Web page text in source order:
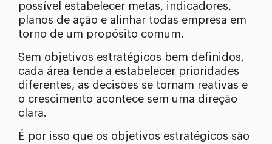
possível estabelecer metas, indicadores,
planos de ação e alinhar todas empresa em
torno de um propósito comum.
Sem objetivos estratégicos bem definidos,
cada área tende a estabelecer prioridades
diferentes, as decisões se tornam reativas e
o crescimento acontece sem uma direção
clara.
É por isso que os objetivos estratégicos são